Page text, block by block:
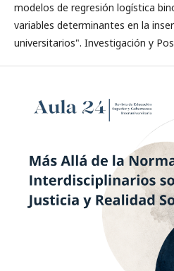
modelos de regresión logística
variables determinantes en la
universitarios". Investigación y